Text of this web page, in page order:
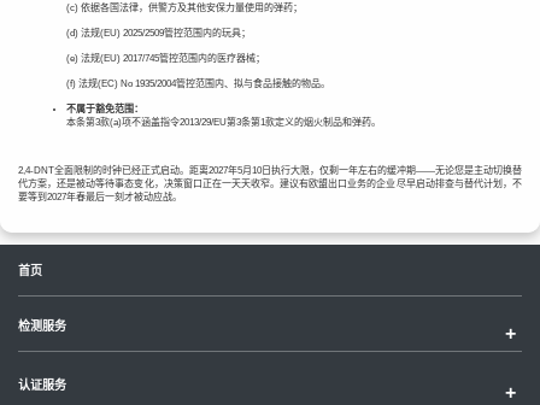
(c) 依据各国法律，供警方及其他安保力量使用的弹药；
(d) 法规(EU) 2025/2509管控范围内的玩具；
(e) 法规(EU) 2017/745管控范围内的医疗器械；
(f) 法规(EC) No 1935/2004管控范围内、拟与食品接触的物品。
不属于豁免范围：
本条第3款(a)项不涵盖指令2013/29/EU第3条第1款定义的烟火制品和弹药。
2,4-DNT全面限制的时钟已经正式启动。距离2027年5月10日执行大限，仅剩一年左右的缓冲期——无论您是主动切换替
代方案，还是被动等待事态变化，决策窗口正在一天天收窄。建议有欧盟出口业务的企业尽早启动排查与替代计划，不
要等到2027年春最后一刻才被动应战。
首页
检测服务
认证服务